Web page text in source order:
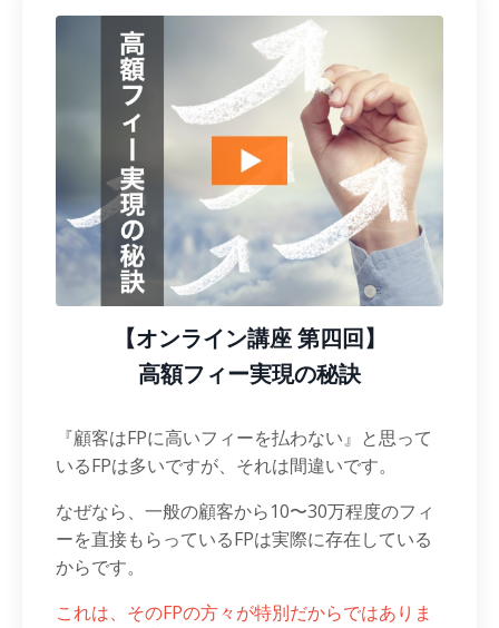
【オンライン講座 第四回】
高額フィー実現の秘訣
『顧客はFPに高いフィーを払わない』と思って
いるFPは多いですが、それは間違いです。
なぜなら、一般の顧客から10〜30万程度のフィ
ーを直接もらっているFPは実際に存在している
からです。
これは、そのFPの方々が特別だからではありま